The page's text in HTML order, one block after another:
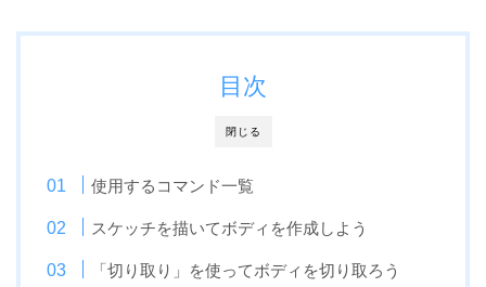
閉じる
目次
使用するコマンド一覧
スケッチを描いてボディを作成しよう
「切り取り」を使ってボディを切り取ろう